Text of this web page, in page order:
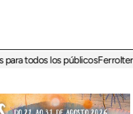
los públicosFerrolterra